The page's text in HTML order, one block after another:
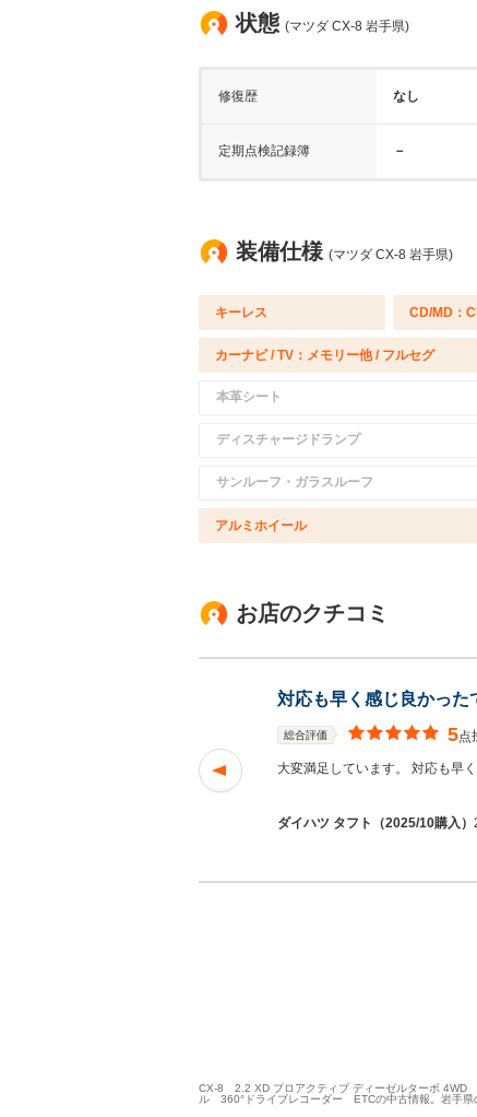
状態 (マツダ CX-8 岩手県)
修復歴 なし
定期点検記録簿 －
装備仕様 (マツダ CX-8 岩手県)
キーレス CD/MD：
カーナビ / TV：メモリー他 / フルセグ
本革シート
ディスチャージドランプ
サンルーフ・ガラスルーフ
アルミホイール
お店のクチコミ
対応も早く感じ良かった
総合評価 5点
大変満足しています。 対応も早
ダイハツ タフト（2025/10購入）
CX-8 2.2 XD プロアクティブ ディーゼルターボ
ル 360°ドライブレコーダー ETCの中古情報。岩手県